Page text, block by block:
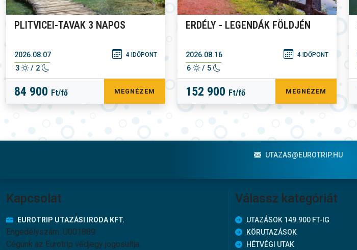
PLITVICEI-TAVAK 3 NAPOS
2026.08.07 4 IDŐPONT
3 / 2
84 900 Ft/fő MEGNÉZEM
ERDÉLY - LEGENDÁK FÖLDJÉN
2026.08.16 4 IDŐPONT
6 / 5
152 900 Ft/fő MEGNÉZEM
UTAZAS@EUROTRIP.HU
Kapcsolat
EUROTRIP UTAZÁSI IRODA KFT.
Engedélyszám: U001889
Cégünk az Eurotrip védjegy jogosultja.
Válassz kategóriát
UTAZÁSOK 149.900 FT-IG
KÖRUTAZÁSOK
HÉTVÉGI UTAK